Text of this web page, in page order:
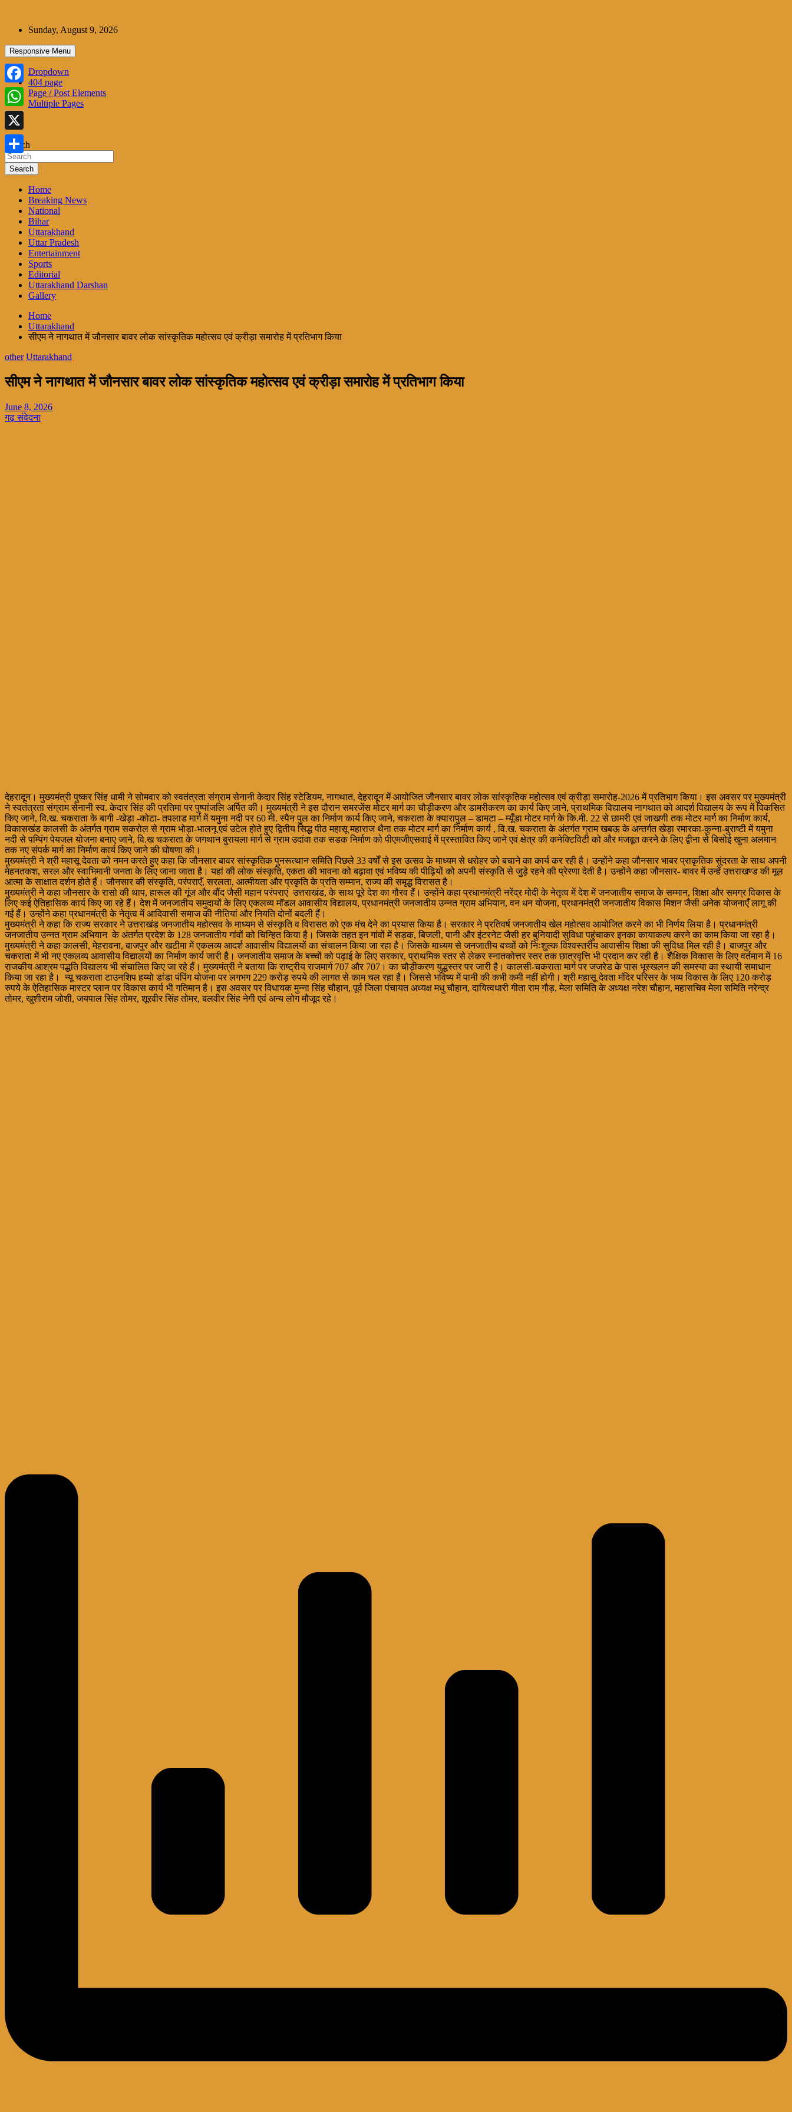
contentSunday, August 9, 2026
Responsive Menu
Dropdown
404 page
Page / Post Elements
Multiple Pages
Search
Search
Home
Breaking News
National
Bihar
Uttarakhand
Uttar Pradesh
Entertainment
Sports
Editorial
Uttarakhand Darshan
Gallery
Home
Uttarakhand
सीएम ने नागथात में जौनसार बावर लोक सांस्कृतिक महोत्सव एवं क्रीड़ा समारोह में प्रतिभाग किया
other Uttarakhand
सीएम ने नागथात में जौनसार बावर लोक सांस्कृतिक महोत्सव एवं क्रीड़ा समारोह में प्रतिभाग किया
June 8, 2026
गढ़ संवेदना
देहरादून। मुख्यमंत्री पुष्कर सिंह धामी ने सोमवार को स्वतंत्रता संग्राम सेनानी केदार सिंह स्टेडियम, नागथात, देहरादून में आयोजित जौनसार बावर लोक सांस्कृतिक महोत्सव एवं क्रीड़ा समारोह-2026 में प्रतिभाग किया। इस अवसर पर मुख्यमंत्री
ने स्वतंत्रता संग्राम सेनानी स्व. केदार सिंह की प्रतिमा पर पुष्पांजलि अर्पित की। मुख्यमंत्री ने इस दौरान समरजेंस मोटर मार्ग का चौड़ीकरण और डामरीकरण का कार्य किए जाने, प्राथमिक विद्यालय नागथात को आदर्श विद्यालय के रूप में विकसित
किए जाने, वि.ख. चकराता के बागी -खेड़ा -कोटा- तपलाड मार्ग में यमुना नदी पर 60 मी. स्पैन पुल का निर्माण कार्य किए जाने, चकराता के क्यारापुल – डामटा – म्यूँडा मोटर मार्ग के कि.मी. 22 से छामरी एवं जाखणी तक मोटर मार्ग का निर्माण कार्य,
विकासखंड कालसी के अंतर्गत ग्राम सकरोल से ग्राम भोड़ा-भालनू एवं उटेल होते हुए द्वितीय सिद्ध पीठ महासू महाराज थैना तक मोटर मार्ग का निर्माण कार्य , वि.ख. चकराता के अंतर्गत ग्राम खबऊ के अन्तर्गत खेड़ा रमारका-कुन्ना-बुराष्टी में यमुना
नदी से पम्पिंग पेयजल योजना बनाए जाने, वि.ख चकराता के जगथान बुरायला मार्ग से ग्राम उदांवा तक सडक निर्माण को पीएमजीएसवाई में प्रस्तावित किए जाने एवं क्षेत्र की कनेक्टिविटी को और मजबूत करने के लिए द्वीना से बिसोई खुना अलमान
तक नए संपर्क मार्ग का निर्माण कार्य किए जाने की घोषणा की।
मुख्यमंत्री ने श्री महासू देवता को नमन करते हुए कहा कि जौनसार बावर सांस्कृतिक पुनरूत्थान समिति पिछले 33 वर्षों से इस उत्सव के माध्यम से धरोहर को बचाने का कार्य कर रही है। उन्होंने कहा जौनसार भाबर प्राकृतिक सुंदरता के साथ अपनी
मेहनतकश, सरल और स्वाभिमानी जनता के लिए जाना जाता है। यहां की लोक संस्कृति, एकता की भावना को बढ़ावा एवं भविष्य की पीढ़ियों को अपनी संस्कृति से जुड़े रहने की प्रेरणा देती है। उन्होंने कहा जौनसार- बावर में उन्हें उत्तराखण्ड की मूल
आत्मा के साक्षात दर्शन होते हैं। जौनसार की संस्कृति, परंपराएँ, सरलता, आत्मीयता और प्रकृति के प्रति सम्मान, राज्य की समृद्ध विरासत है।
मुख्यमंत्री ने कहा जौनसार के रासो की थाप, हारूल की गूंज और बौंद जैसी महान परंपराएं उत्तराखंड, के साथ पूरे देश का गौरव हैं। उन्होंने कहा प्रधानमंत्री नरेंद्र मोदी के नेतृत्व में देश में जनजातीय समाज के सम्मान, शिक्षा और समग्र विकास के
लिए कई ऐतिहासिक कार्य किए जा रहे हैं। देश में जनजातीय समुदायों के लिए एकलव्य मॉडल आवासीय विद्यालय, प्रधानमंत्री जनजातीय उन्नत ग्राम अभियान, वन धन योजना, प्रधानमंत्री जनजातीय विकास मिशन जैसी अनेक योजनाएँ लागू की
गईं हैं। उन्होंने कहा प्रधानमंत्री के नेतृत्व में आदिवासी समाज की नीतियां और नियति दोनों बदली हैं।
मुख्यमंत्री ने कहा कि राज्य सरकार ने उत्तराखंड जनजातीय महोत्सव के माध्यम से संस्कृति व विरासत को एक मंच देने का प्रयास किया है। सरकार ने प्रतिवर्ष जनजातीय खेल महोत्सव आयोजित करने का भी निर्णय लिया है। प्रधानमंत्री
जनजातीय उन्नत ग्राम अभियान के अंतर्गत प्रदेश के 128 जनजातीय गांवों को चिन्हित किया है। जिसके तहत इन गांवों में सड़क, बिजली, पानी और इंटरनेट जैसी हर बुनियादी सुविधा पहुंचाकर इनका कायाकल्प करने का काम किया जा रहा है।
मुख्यमंत्री ने कहा कालसी, मेहरावना, बाजपुर और खटीमा में एकलव्य आदर्श आवासीय विद्यालयों का संचालन किया जा रहा है। जिसके माध्यम से जनजातीय बच्चों को निःशुल्क विश्वस्तरीय आवासीय शिक्षा की सुविधा मिल रही है। बाजपुर और
चकराता में भी नए एकलव्य आवासीय विद्यालयों का निर्माण कार्य जारी है। जनजातीय समाज के बच्चों को पढ़ाई के लिए सरकार, प्राथमिक स्तर से लेकर स्नातकोत्तर स्तर तक छात्रवृत्ति भी प्रदान कर रही है। शैक्षिक विकास के लिए वर्तमान में 16
राजकीय आश्रम पद्धति विद्यालय भी संचालित किए जा रहे हैं। मुख्यमंत्री ने बताया कि राष्ट्रीय राजमार्ग 707 और 707। का चौड़ीकरण युद्धस्तर पर जारी है। कालसी-चकराता मार्ग पर जजरेड के पास भूस्खलन की समस्या का स्थायी समाधान
किया जा रहा है। न्यू चकराता टाउनशिप हय्यो डांडा पंपिंग योजना पर लगभग 229 करोड़ रुपये की लागत से काम चल रहा है। जिससे भविष्य में पानी की कभी कमी नहीं होगी। श्री महासू देवता मंदिर परिसर के भव्य विकास के लिए 120 करोड़
रुपये के ऐतिहासिक मास्टर प्लान पर विकास कार्य भी गतिमान है। इस अवसर पर विधायक मुन्ना सिंह चौहान, पूर्व जिला पंचायत अध्यक्ष मधु चौहान, दायित्वधारी गीता राम गौड़, मेला समिति के अध्यक्ष नरेश चौहान, महासचिव मेला समिति नरेन्द्र
तोमर, खुशीराम जोशी, जयपाल सिंह तोमर, शूरवीर सिंह तोमर, बलवीर सिंह नेगी एवं अन्य लोग मौजूद रहे।
Facebook
WhatsApp
X
Share